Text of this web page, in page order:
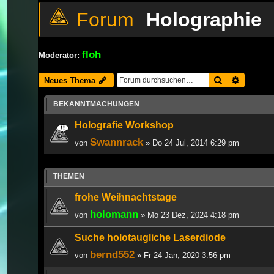
Holographie
Moderator: floh
Neues Thema Suche
BEKANNTMACHUNGEN
Holografie Workshop
von Swannrack » Do 24 Jul, 2014 6:29 pm
THEMEN
frohe Weihnachtstage
von holomann » Mo 23 Dez, 2024 4:18 pm
Suche holotaugliche Laserdiode
von bernd552 » Fr 24 Jan, 2020 3:56 pm